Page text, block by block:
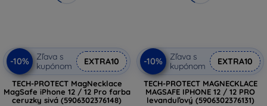
-10%
Zľava s
kupónom
EXTRA10
TECH-PROTECT MagNecklace
MagSafe iPhone 12 / 12 Pro farba
ceruzky sivá (5906302376148)
-10%
Zľava s
kupónom
EXTRA10
TECH-PROTECT MAGNECKLACE
MAGSAFE IPHONE 12 / 12 PRO
levanduľový (5906302376131)